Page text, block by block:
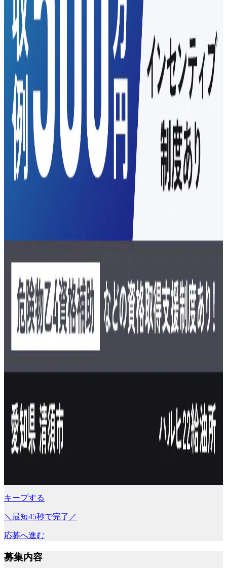
キープする
＼最短45秒で完了／
応募へ進む
募集内容